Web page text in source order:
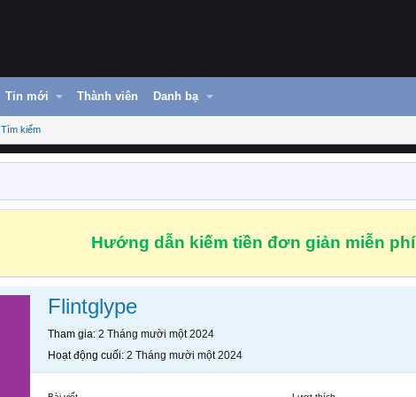
Tin mới Thành viên Danh bạ
Tìm kiếm
Hướng dẫn kiếm tiền đơn giản miễn phí
Flintglype
Tham gia 2 Tháng mười một 2024
Hoạt động cuối 2 Tháng mười một 2024